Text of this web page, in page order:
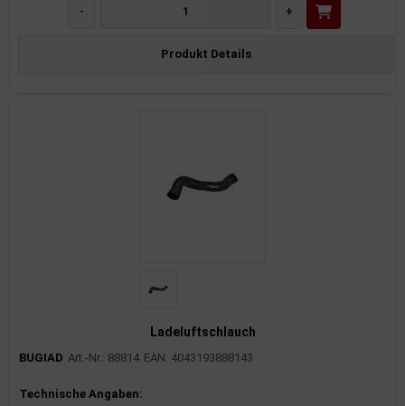
- +
Produkt Details
Ladeluftschlauch
BUGIAD Art.-Nr.: 88814 EAN: 4043193888143
Produktinformationen
Technische Angaben: